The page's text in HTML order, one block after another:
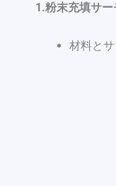
1.粉末充填サー
材料と